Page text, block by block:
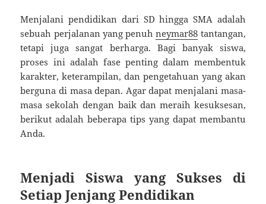
Menjalani pendidikan dari SD hingga SMA adalah
sebuah perjalanan yang penuhneymar88 tantangan,
tetapi juga sangat berharga. Bagi banyak siswa,
proses ini adalah fase penting dalam membentuk
karakter, keterampilan, dan pengetahuan yang akan
berguna di masa depan. Agar dapat menjalani masa-
masa sekolah dengan baik dan meraih kesuksesan,
berikut adalah beberapa tips yang dapat membantu
Anda.
Menjadi Siswa yang Sukses di
Setiap Jenjang Pendidikan